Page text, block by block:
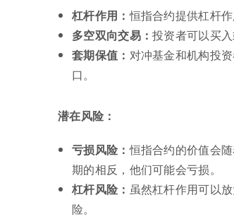
杠杆作用：恒指合约提供杠杆
多空双向交易：投资者可以买
套期保值： 对冲基金和机构投
口。
潜在风险：
亏损风险：恒指合约的价值会
期的相反，他们可能会亏损。
杠杆风险： 虽然杠杆作用可以
险。